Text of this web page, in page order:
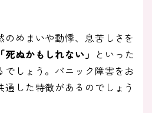
めまいや動悸、息苦しさを
「死ぬかもしれない」 といった
しょう。パニック障害をお
した特徴があるのでしょう